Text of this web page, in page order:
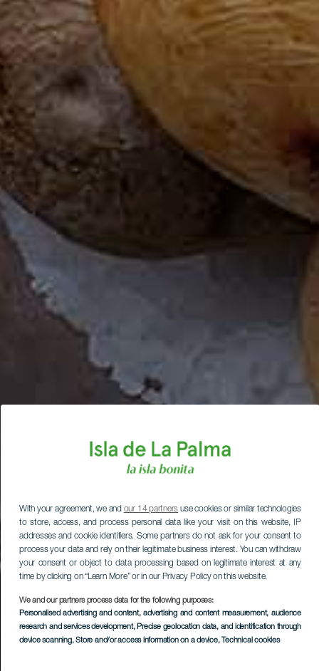
With your agreement, we and our 14 partners use cookies or similar technologies
to store, access, and process personal data like your visit on this website, IP
addresses and cookie identifiers. Some partners do not ask for your consent to
process your data and rely on their legitimate business interest. You can withdraw
your consent or object to data processing based on legitimate interest at any
time by clicking on “Learn More” or in our Privacy Policy on this website.
We and our partners process data for the following purposes:
Personalised advertising and content, advertising and content measurement, audience
research and services development, Precise geolocation data, and identification through
device scanning, Store and/or access information on a device, Technical cookies